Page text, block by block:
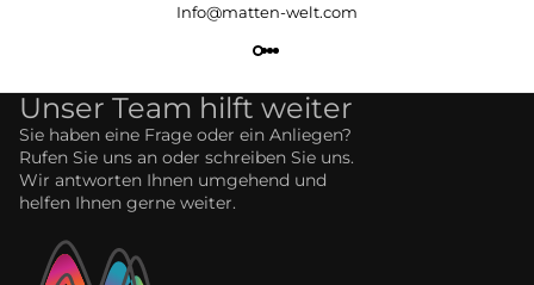
Info@matten-welt.com
Unser Team hilft weiter
Sie haben eine Frage oder ein Anliegen?
Rufen Sie uns an oder schreiben Sie uns.
Wir antworten Ihnen umgehend und
helfen Ihnen gerne weiter.